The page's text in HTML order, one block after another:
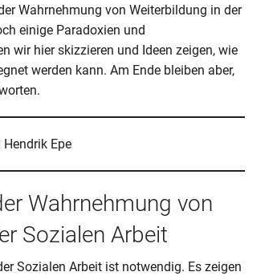
Wahrnehmung von Weiterbildung in der
einige Paradoxien und
wir hier skizzieren und Ideen zeigen, wie
werden kann. Am Ende bleiben aber,
Epe
Wahrnehmung von
Sozialen Arbeit
Sozialen Arbeit ist notwendig. Es zeigen